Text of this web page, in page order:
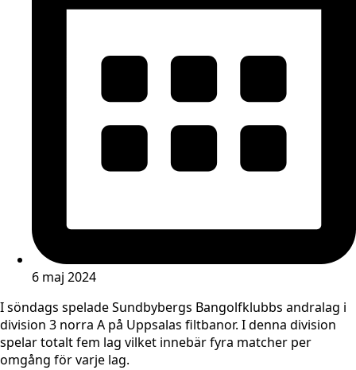
6 maj 2024
I söndags spelade Sundbybergs Bangolfklubbs andralag i
division 3 norra A på Uppsalas filtbanor. I denna division
spelar totalt fem lag vilket innebär fyra matcher per
omgång för varje lag.